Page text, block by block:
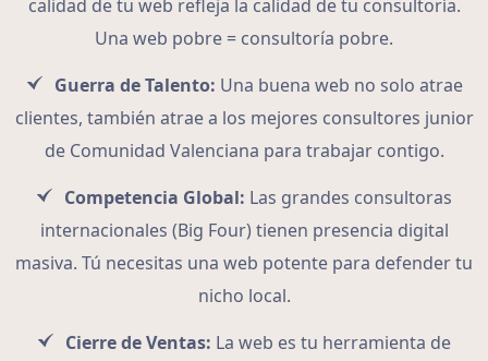
calidad de tu web refleja la calidad de tu consultoría.
Una web pobre = consultoría pobre.
Guerra de Talento: Una buena web no solo atrae
clientes, también atrae a los mejores consultores junior
de Comunidad Valenciana para trabajar contigo.
Competencia Global: Las grandes consultoras
internacionales (Big Four) tienen presencia digital
masiva. Tú necesitas una web potente para defender tu
nicho local.
Cierre de Ventas: La web es tu herramienta de